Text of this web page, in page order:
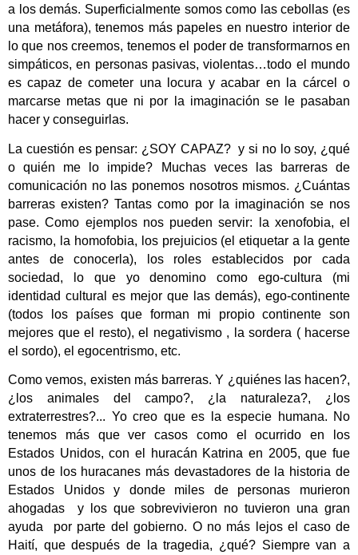
a los demás. Superficialmente somos como las cebollas (es
una metáfora), tenemos más papeles en nuestro interior de
lo que nos creemos, tenemos el poder de transformarnos en
simpáticos, en personas pasivas, violentas…todo el mundo
es capaz de cometer una locura y acabar en la cárcel o
marcarse metas que ni por la imaginación se le pasaban
hacer y conseguirlas.
La cuestión es pensar: ¿SOY CAPAZ? y si no lo soy, ¿qué
o quién me lo impide? Muchas veces las barreras de
comunicación no las ponemos nosotros mismos. ¿Cuántas
barreras existen? Tantas como por la imaginación se nos
pase. Como ejemplos nos pueden servir: la xenofobia, el
racismo, la homofobia, los prejuicios (el etiquetar a la gente
antes de conocerla), los roles establecidos por cada
sociedad, lo que yo denomino como ego-cultura (mi
identidad cultural es mejor que las demás), ego-continente
(todos los países que forman mi propio continente son
mejores que el resto), el negativismo , la sordera ( hacerse
el sordo), el egocentrismo, etc.
Como vemos, existen más barreras. Y ¿quiénes las hacen?,
¿los animales del campo?, ¿la naturaleza?, ¿los
extraterrestres?... Yo creo que es la especie humana. No
tenemos más que ver casos como el ocurrido en los
Estados Unidos, con el huracán Katrina en 2005, que fue
unos de los huracanes más devastadores de la historia de
Estados Unidos y donde miles de personas murieron
ahogadas
y los que sobrevivieron no tuvieron una gran
ayuda
por parte del gobierno. O no más lejos el caso de
Haití, que después de la tragedia, ¿qué? Siempre van a